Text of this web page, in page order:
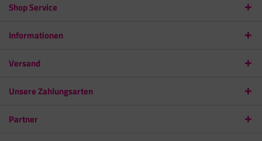
Shop Service
Informationen
Versand
Unsere Zahlungsarten
Partner